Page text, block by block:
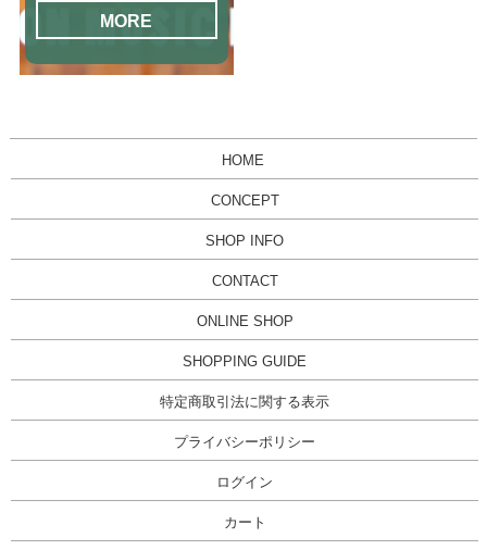
MORE
HOME
CONCEPT
SHOP INFO
CONTACT
ONLINE SHOP
SHOPPING GUIDE
特定商取引法に関する表示
プライバシーポリシー
ログイン
カート